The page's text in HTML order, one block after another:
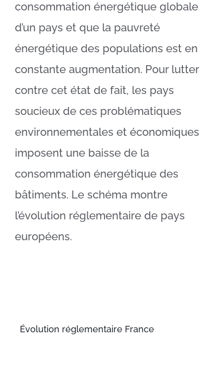
consommation énergétique globale
d’un pays et que la pauvreté
énergétique des populations est en
constante augmentation. Pour lutter
contre cet état de fait, les pays
soucieux de ces problématiques
environnementales et économiques
imposent une baisse de la
consommation énergétique des
bâtiments. Le schéma montre
l’évolution réglementaire de pays
européens.
Évolution réglementaire France